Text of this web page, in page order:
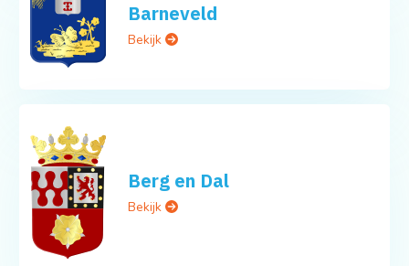
Barneveld
Bekijk
Berg en Dal
Bekijk